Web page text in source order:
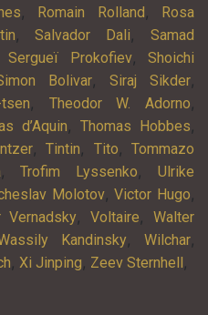
, Romain Rolland ,
Rosa
,Salvador Dali,Samad
Sergueï Prokofiev,Shoichi
Bolivar, Siraj Sikder,
, Theodor W. Adorno,
d’Aquin, Thomas Hobbes,
, Tintin, Tito, Tommazo
,Trofim Lyssenko,Ulrike
Molotov,Victor Hugo,
Vernadsky,Voltaire,Walter
Kandinsky,Wilchar,
, Xi Jinping, Zeev Sternhell ,